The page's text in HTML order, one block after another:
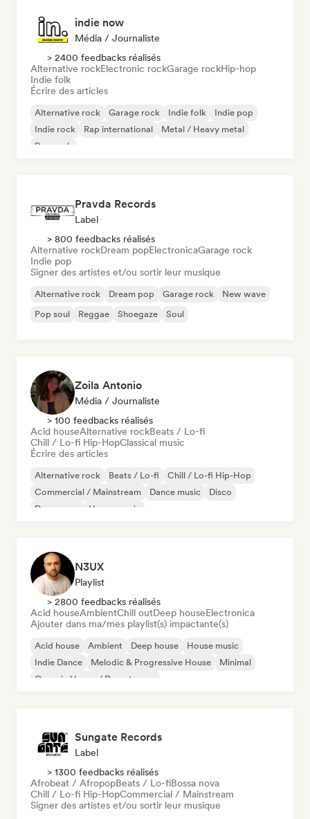
indie now
Média / Journaliste
> 2400 feedbacks réalisés
Alternative rockElectronic rockGarage rockHip-hop
Indie folk
Écrire des articles
Alternative rock Garage rock Indie folk
Indie pop
Indie rock
Rap international
Metal / Heavy metal
Pop rock
Pravda Records
Label
> 800 feedbacks réalisés
Alternative rockDream popElectronicaGarage rock
Indie pop
Signer des artistes et/ou sortir leur musique
Alternative rock Dream pop Garage rock
New wave
Pop soul
Reggae Shoegaze Soul
Zoila Antonio
Média / Journaliste
> 100 feedbacks réalisés
Acid houseAlternative rockBeats / Lo-fi
Chill / Lo-fi Hip-HopClassical music
Écrire des articles
Alternative rock Beats / Lo-fi
Chill / Lo-fi Hip-Hop
Commercial / Mainstream
Dance music
Disco
Dream pop
House music
N3UX
Playlist
> 2800 feedbacks réalisés
Acid houseAmbientChill outDeep houseElectronica
Ajouter dans ma/mes playlist(s) impactante(s)
Acid house Ambient Deep house
House music
Indie Dance
Melodic & Progressive House
Minimal
Organic House / Downtempo
Sungate Records
Label
> 1300 feedbacks réalisés
Afrobeat / AfropopBeats / Lo-fiBossa nova
Chill / Lo-fi Hip-HopCommercial / Mainstream
Signer des artistes et/ou sortir leur musique